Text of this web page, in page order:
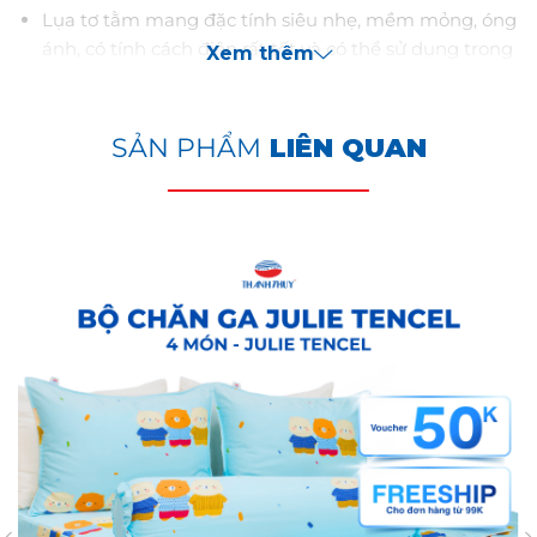
Lụa tơ tằm mang đặc tính siêu nhẹ, mềm mỏng, óng
ánh, có tính cách điện rất tốt và có thể sử dụng trong
phẩm chăn ga gối cao cấp bởi tính đàn hồi, thoáng
mát & mỏng nhẹ.
Sản phẩm chăn ga gối tơ tằm của THANH THUY là
lụa là sự kết hợp của sợi cotton và sợi tơ tằm. Do vậy
sản phẩm chăn ga gối tơ tằm có đầy đủ ưu điểm của
vải cotton và vải tơ tằm kết hợp, mang đến giấc ngủ
êm ái và ngon giấc.
ƯU ĐIỂM VƯỢT TRỘI CỦA BỌ CHĂN GA
TƠ TẰM:
Mềm mại ,bóng mịn, và rủ nhẹ.
Có đàn hồi tốt, thoáng mát.
Xem thêm
SẢN PHẨM LIÊN QUAN